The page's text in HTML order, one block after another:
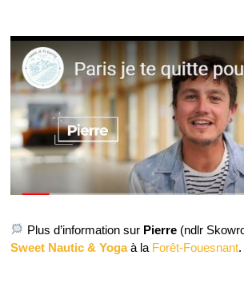
Plus d’information sur Pierre (ndlr
Sweet Nautic & Yoga à la Forêt-Fouesnant.